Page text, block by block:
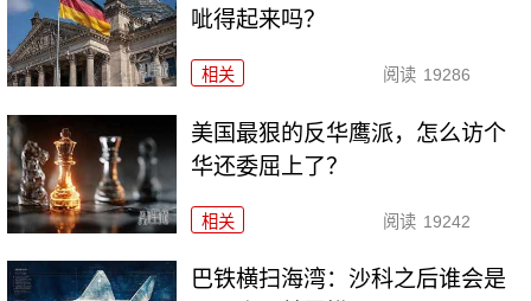
呲得起来吗？
相关 阅读 19286
美国最狠的反华鹰派，怎么访个
华还委屈上了？
相关 阅读 19242
巴铁横扫海湾：沙科之后谁会是